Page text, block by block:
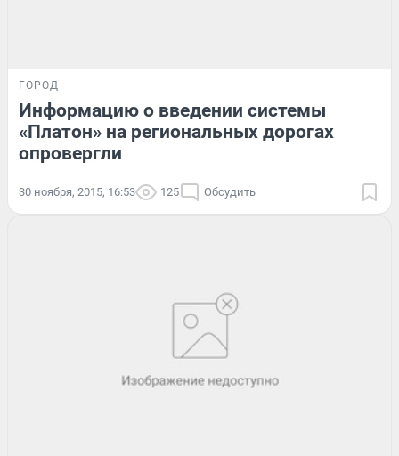
ГОРОД
Информацию о введении системы
«Платон» на региональных дорогах
опровергли
30 ноября, 2015, 16:53 125 Обсудить